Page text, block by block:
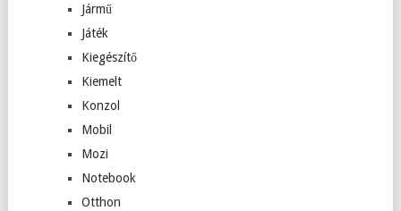
Jármű
Játék
Kiegészítő
Kiemelt
Konzol
Mobil
Mozi
Notebook
Otthon